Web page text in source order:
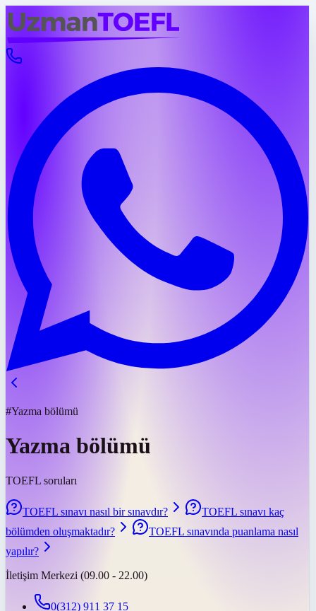
#Yazma bölümü
Yazma bölümü
TOEFL soruları
TOEFL sınavı nasıl bir sınavdır?
TOEFL sınavı kaç
bölümden oluşmaktadır?
TOEFL sınavında puanlama nasıl
yapılır?
İletişim Merkezi (09.00 - 22.00)
0(312) 911 37 15